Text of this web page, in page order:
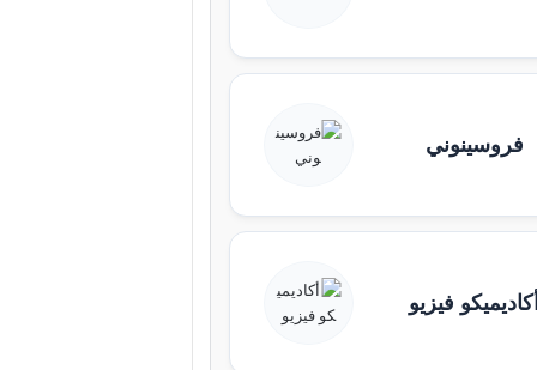
فروسينوني
فيزيو